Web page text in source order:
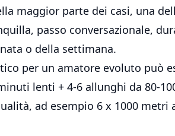
maggior parte dei casi, una
passo conversazionale,
o della settimana.
per un amatore evoluto può
lenti + 4-6 allunghi da 80-
ad esempio 6 x 1000